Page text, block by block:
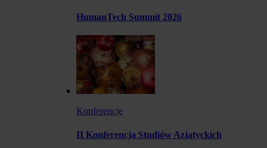
HumanTech Summit 2026
Konferencje
II Konferencja Studiów Azjatyckich